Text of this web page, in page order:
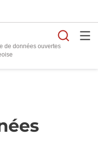
de données ouvertes